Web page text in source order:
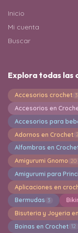
Inicio
Mi cuenta
Buscar
Explora todas las
Accesorios crochet
Accesorios en
Accesorios para
Adornos en Crochet
Alfombras en
Amigurumi Gnomo 20
Amigurumi para
Aplicaciones en
Bermudas 3
Bisuteria y Joyeria
Boinas en Crochet 12